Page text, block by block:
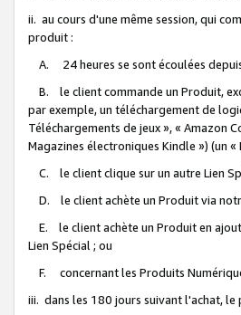
ii. au cours d'une même session, qui
produit :
A. 24 heures se sont écoulées
B. le client commande un Produit,
par exemple, un téléchargement de
Téléchargements de jeux », « Amazon
Magazines électroniques Kindle ») (un
C. le client clique sur un autre Lien
D. le client achète un Produit via
E. le client achète un Produit en
Lien Spécial ; ou
F. concernant les Produits
iii. dans les 180 jours suivant l'achat,